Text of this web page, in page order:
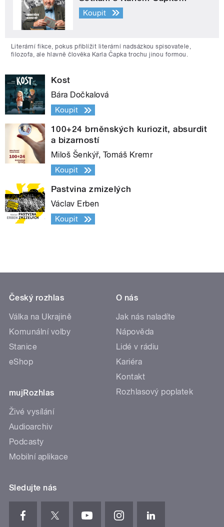
Koupit
Literární fikce, pokus přiblížit literární nadsázkou spisovatele,
filozofa, ale hlavně člověka Karla Čapka trochu jinou formou.
Kost
Bára Dočkalová
Koupit
100+24 brněnských kuriozit, absurdit
a bizarností
Miloš Šenkýř, Tomáš Kremr
Koupit
Pastvina zmizelých
Václav Erben
Koupit
Český rozhlas
Válka na Ukrajině
Komunální volby
Stanice
eShop
mujRozhlas
Živé vysílání
Audioarchiv
Podcasty
Mobilní aplikace
O nás
Jak nás naladíte
Nápověda
Lidé v rádiu
Kariéra
Kontakt
Rozhlasový poplatek
Sledujte nás